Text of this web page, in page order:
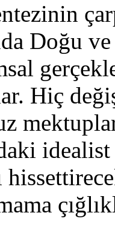
Doğu
Hiç